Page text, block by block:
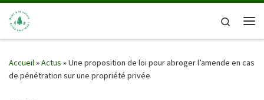
Passer au contenu
Search
Accueil»Actus »Une proposition de loi pour abroger l’amende en cas
de pénétration sur une propriété privée